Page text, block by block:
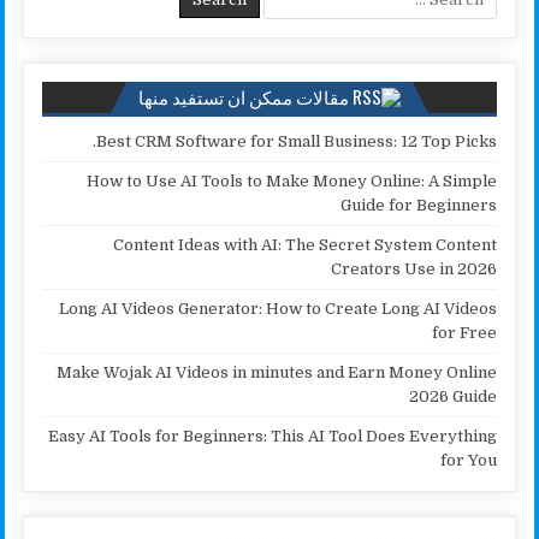
o
p
r
n
مقالات ممكن ان تستفيد منها
Best CRM Software for Small Business: 12 Top Picks.
How to Use AI Tools to Make Money Online: A Simple
Guide for Beginners
Content Ideas with AI: The Secret System Content
Creators Use in 2026
Long AI Videos Generator: How to Create Long AI Videos
for Free
Make Wojak AI Videos in minutes and Earn Money Online
2026 Guide
Easy AI Tools for Beginners: This AI Tool Does Everything
for You